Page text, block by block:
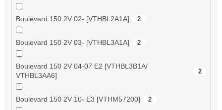
Boulevard 150 2V 02- [VTHBL2A1A] 2
Boulevard 150 2V 03- [VTHBL3A1A] 2
Boulevard 150 2V 04-07 E2 [VTHBL3B1A/
VTHBL3AA6]
2
Boulevard 150 2V 10- E3 [VTHM57200] 2